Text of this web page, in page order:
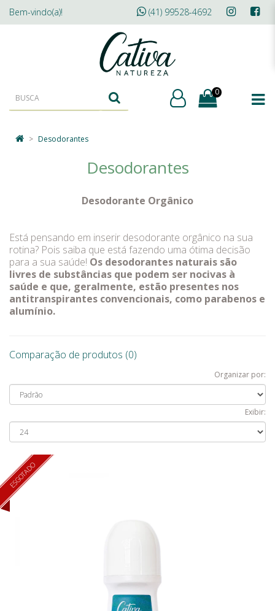
Bem-vindo(a)! (41) 99528-4692
0
Desodorantes
Desodorantes
Desodorante Orgânico
Está pensando em inserir desodorante orgânico na sua
rotina? Pois saiba que está fazendo uma ótima decisão
para a sua saúde! Os desodorantes naturais são
livres de substâncias que podem ser nocivas à
saúde e que, geralmente, estão presentes nos
antitranspirantes convencionais, como parabenos e
alumínio.
Comparação de produtos (0)
Organizar por:
Exibir:
ESGOTADO